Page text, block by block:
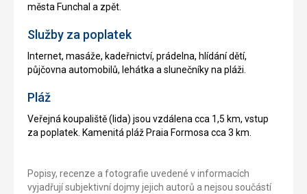
města Funchal a zpět.
Služby za poplatek
Internet, masáže, kadeřnictví, prádelna, hlídání dětí,
půjčovna automobilů, lehátka a slunečníky na pláži.
Pláž
Veřejná koupaliště (lida) jsou vzdálena cca 1,5 km, vstup
za poplatek. Kamenitá pláž Praia Formosa cca 3 km.
Popisy, recenze a fotografie uvedené v informacích
vyjadřují subjektivní dojmy jejich autorů a nejsou součástí